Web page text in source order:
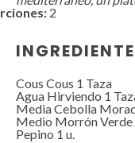
2
Cous Cous 1 Taza
Agua Hirviendo 1
Media Cebolla
Medio Morrón Verde
Pepino 1 u.